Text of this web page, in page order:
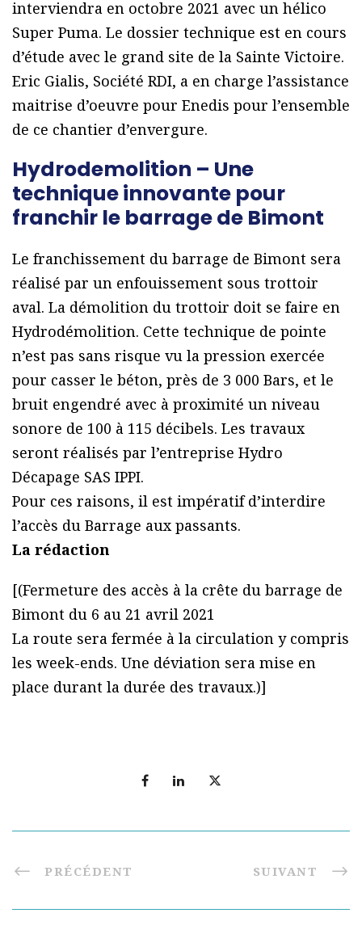
interviendra en octobre 2021 avec un hélico
Super Puma. Le dossier technique est en cours
d’étude avec le grand site de la Sainte Victoire.
Eric Gialis, Société RDI, a en charge l’assistance
maitrise d’oeuvre pour Enedis pour l’ensemble
de ce chantier d’envergure.
Hydrodemolition – Une
technique innovante pour
franchir le barrage de Bimont
Le franchissement du barrage de Bimont sera
réalisé par un enfouissement sous trottoir
aval. La démolition du trottoir doit se faire en
Hydrodémolition. Cette technique de pointe
n’est pas sans risque vu la pression exercée
pour casser le béton, près de 3 000 Bars, et le
bruit engendré avec à proximité un niveau
sonore de 100 à 115 décibels. Les travaux
seront réalisés par l’entreprise Hydro
Décapage SAS IPPI.
Pour ces raisons, il est impératif d’interdire
l’accès du Barrage aux passants.
La rédaction
[(Fermeture des accès à la crête du barrage de
Bimont du 6 au 21 avril 2021
La route sera fermée à la circulation y compris
les week-ends. Une déviation sera mise en
place durant la durée des travaux.)]
PRÉCÉDENT SUIVANT